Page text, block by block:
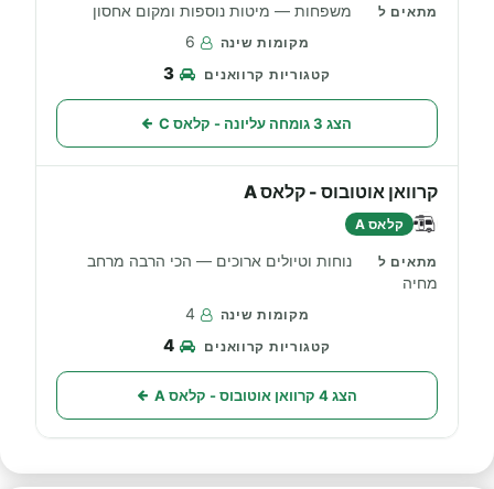
משפחות — מיטות נוספות ומקום אחסון
6
3
הצג 3 גומחה עליונה - קלאס C
קרוואן אוטובוס - קלאס A
קלאס A
נוחות וטיולים ארוכים — הכי הרבה מרחב
מחיה
4
4
הצג 4 קרוואן אוטובוס - קלאס A